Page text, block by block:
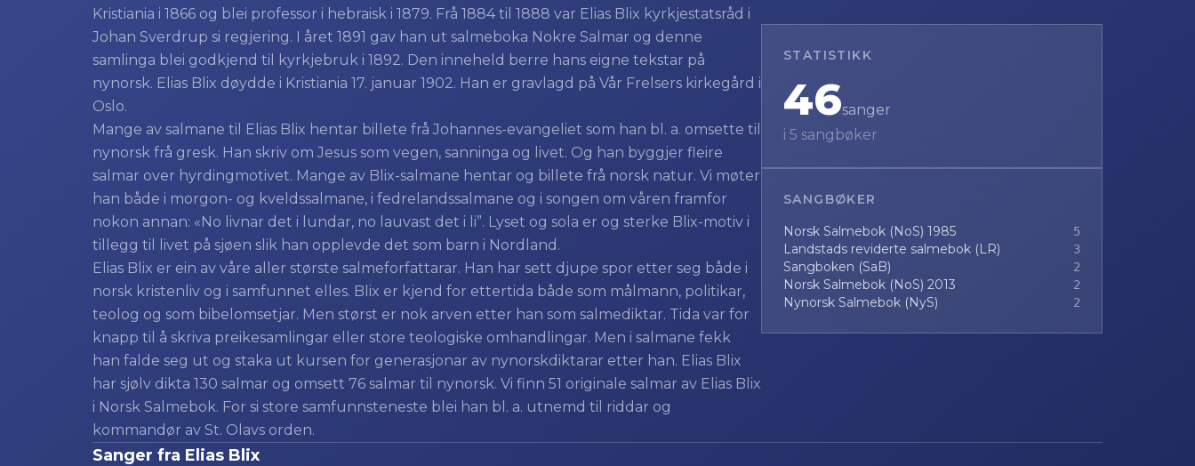
Kristiania i 1866 og blei professor i hebraisk i 1879. Frå 1884 til 1888 var Elias Blix kyrkjestatsråd i
Johan Sverdrup si regjering. I året 1891 gav han ut salmeboka Nokre Salmar og denne
samlinga blei godkjend til kyrkjebruk i 1892. Den inneheld berre hans eigne tekstar på
nynorsk. Elias Blix døydde i Kristiania 17. januar 1902. Han er gravlagd på Vår Frelsers kirkegård i
Oslo.
Mange av salmane til Elias Blix hentar billete frå Johannes-evangeliet som han bl. a. omsette til
nynorsk frå gresk. Han skriv om Jesus som vegen, sanninga og livet. Og han byggjer fleire
salmar over hyrdingmotivet. Mange av Blix-salmane hentar og billete frå norsk natur. Vi møter
han både i morgon- og kveldssalmane, i fedrelandssalmane og i songen om våren framfor
nokon annan: «No livnar det i lundar, no lauvast det i li”. Lyset og sola er og sterke Blix-motiv i
tillegg til livet på sjøen slik han opplevde det som barn i Nordland.
Elias Blix er ein av våre aller største salmeforfattarar. Han har sett djupe spor etter seg både i
norsk kristenliv og i samfunnet elles. Blix er kjend for ettertida både som målmann, politikar,
teolog og som bibelomsetjar. Men størst er nok arven etter han som salmediktar. Tida var for
knapp til å skriva preikesamlingar eller store teologiske omhandlingar. Men i salmane fekk
han falde seg ut og staka ut kursen for generasjonar av nynorskdiktarar etter han. Elias Blix
har sjølv dikta 130 salmar og omsett 76 salmar til nynorsk. Vi finn 51 originale salmar av Elias Blix
i Norsk Salmebok. For si store samfunnsteneste blei han bl. a. utnemd til riddar og
kommandør av St. Olavs orden.
STATISTIKK
46sanger
i 5 sangbøker
SANGBØKER
Norsk Salmebok (NoS) 1985
5
Landstads reviderte salmebok (LR) 3
Sangboken (SaB) 2
Norsk Salmebok (NoS) 2013 2
Nynorsk Salmebok (NyS) 2
Sanger fra Elias Blix